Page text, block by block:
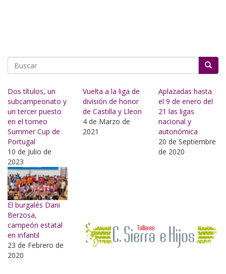
Dos títulos, un
subcampeonato y
un tercer puesto
en el torneo
Summer Cup de
Portugal
10 de Julio de
2023
Vuelta a la liga de
división de honor
de Castilla y Lleon
4 de Marzo de
2021
Aplazadas hasta
el 9 de enero del
21 las ligas
nacional y
autonómica
20 de Septiembre
de 2020
El burgalés Dani
Berzosa,
campeón estatal
en infantil
23 de Febrero de
2020